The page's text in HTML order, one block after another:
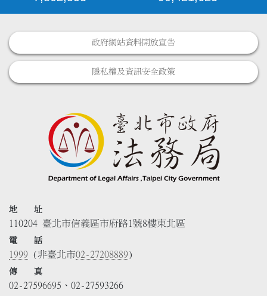
政府網站資料開放宣告
隱私權及資訊安全政策
地 址
110204 臺北市信義區市府路1號8樓東北區
電 話
1999 (非臺北市02-27208889)
傳 真
02-27596695、02-27593266